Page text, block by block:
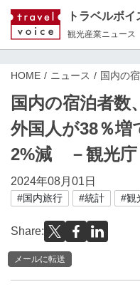
トラベルボイ
観光産業ニュース
HOME ニュース 国内の
国内の宿泊者数
外国人が38％増
2%減 －観光庁
2024年08月01日
#国内旅行 #統計 #観
Share:
メールに転送